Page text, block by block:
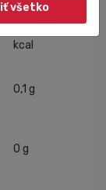
753 kJ
kcal
0,1 g
0 g
všetko